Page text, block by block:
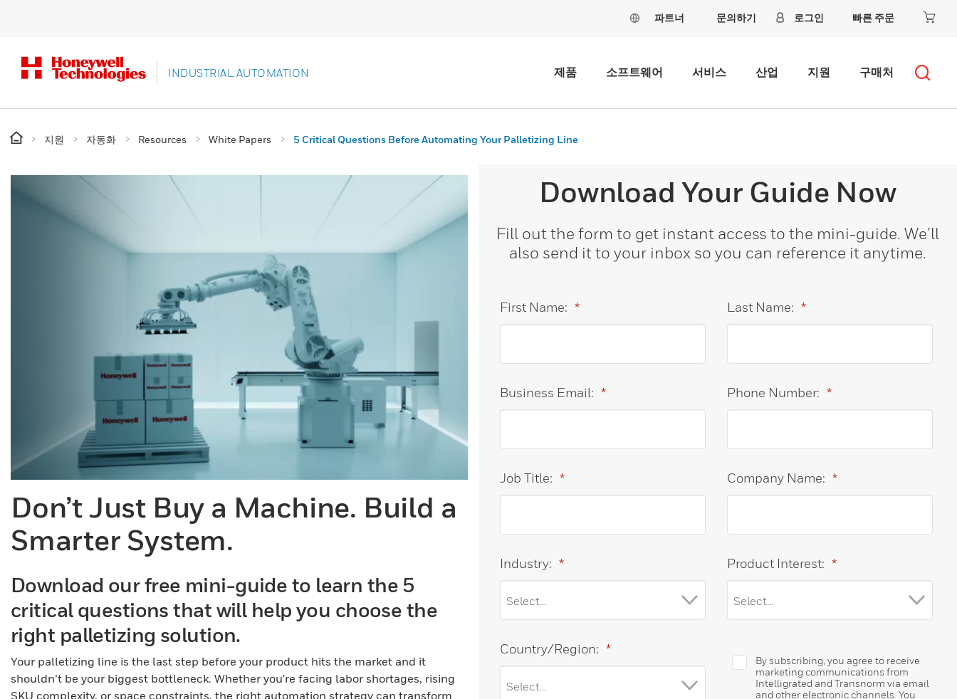
파트너 문의하기 로그인 빠른 주문
INDUSTRIAL AUTOMATION 제품 소프트웨어 서비스 산업 지원 구매처
지원 자동화 Resources White Papers 5 Critical Questions Before Automating Your Palletizing Line
Don’t Just Buy a Machine. Build a
Smarter System.
Download our free mini-guide to learn the 5
critical questions that will help you choose the
right palletizing solution.
Your palletizing line is the last step before your product hits the market and it
shouldn’t be your biggest bottleneck. Whether you're facing labor shortages, rising
SKU complexity, or space constraints, the right automation strategy can transform
Download Your Guide Now
Fill out the form to get instant access to the mini-guide. We’ll
also send it to your inbox so you can reference it anytime.
*
First Name: *
Last Name:
*
Business Email: *
Phone Number:
*
Job Title: *
Company Name:
*
Industry: *
Product Interest:
*
Country/Region:
By subscribing, you agree to receive
marketing communications from
Intelligrated and Transnorm via email
and other electronic channels. You